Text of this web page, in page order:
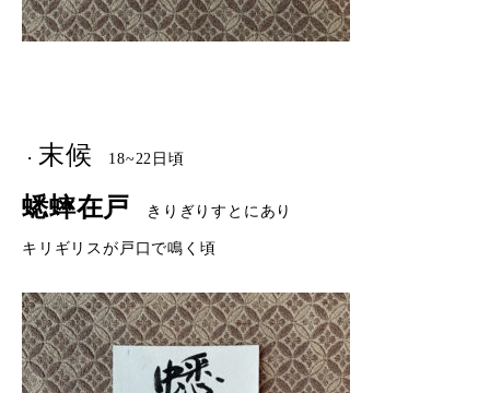
・ 末候 18~22日頃
蟋蟀在戸 きりぎりすとにあり
キリギリスが戸口で鳴く頃